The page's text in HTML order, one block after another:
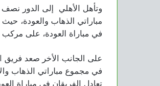
مباراتي الذهاب والعودة،
في مباراة العودة، على
في مجموع مباراتي الذهاب
تعادل الفريقان في مباراة